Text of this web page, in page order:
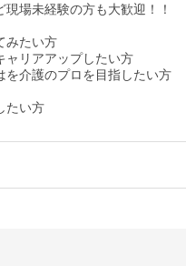
場未経験の方も大歓迎！！
みたい方
ャリアアップしたい方
を介護のプロを目指したい方
たい方